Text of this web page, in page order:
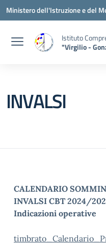
Vai ai contenuti
Vai al menu di navigazione
Vai al footer
Ministero dell'Istruzione e del
Istituto
"Virgilio -
INVALSI
CALENDARIO
INVALSI CBT 2024/
Indicazioni operative